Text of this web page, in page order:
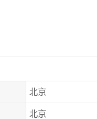
北京
北京